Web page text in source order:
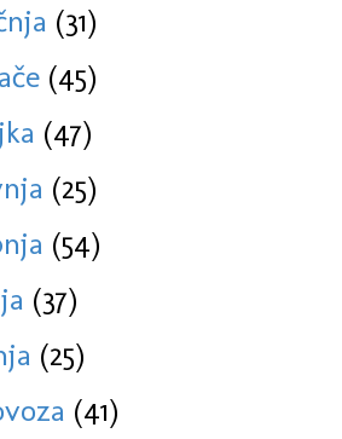
(31)
(45)
(47)
(25)
(54)
(37)
(25)
(41)